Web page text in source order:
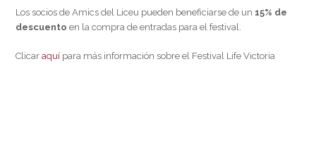
Los socios de Amics del Liceu pueden beneficiarse de un 15% de
descuento en la compra de entradas para el festival.
Clicaraquí para más información sobre el Festival Life Victoria